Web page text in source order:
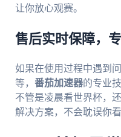
让你放心观赛。
售后实时保障，
如果在使用过程中遇到
等， 番茄加速器的专业
不管是凌晨看世界杯，
解决方案，不会耽误你看